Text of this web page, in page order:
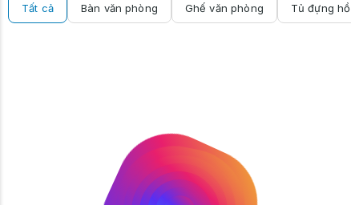
Tất cả Bàn văn phòng Ghế văn phòng Tủ đựng hồ